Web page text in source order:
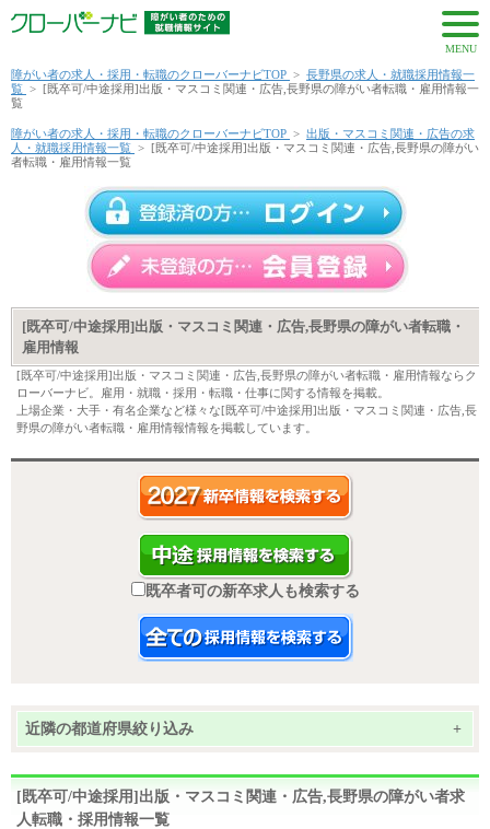
MENU
障がい者の求人・採用・転職のクローバーナビTOP > 長野県の求人・就職採用情報一
覧 > [既卒可/中途採用]出版・マスコミ関連・広告,長野県の障がい者転職・雇用情報一
覧
障がい者の求人・採用・転職のクローバーナビTOP > 出版・マスコミ関連・広告の求
人・就職採用情報一覧 > [既卒可/中途採用]出版・マスコミ関連・広告,長野県の障がい
者転職・雇用情報一覧
[既卒可/中途採用]出版・マスコミ関連・広告,長野県の障がい者転職・
雇用情報
[既卒可/中途採用]出版・マスコミ関連・広告,長野県の障がい者転職・雇用情報ならク
ローバーナビ。雇用・就職・採用・転職・仕事に関する情報を掲載。
上場企業・大手・有名企業など様々な[既卒可/中途採用]出版・マスコミ関連・広告,長
野県の障がい者転職・雇用情報情報を掲載しています。
既卒者可の新卒求人も検索する
近隣の都道府県絞り込み +
[既卒可/中途採用]出版・マスコミ関連・広告,長野県の障がい者求
人転職・採用情報一覧